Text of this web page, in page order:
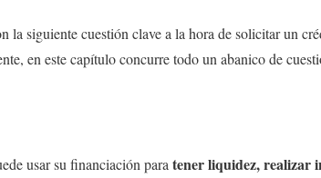
la siguiente cuestión clave a la hora de solicitar un
en este capítulo concurre todo un abanico de
usar su financiación paratener liquidez, realizar